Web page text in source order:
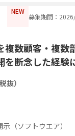
NEW
募集期間：
複数顧客・複数
を断念した経験
抜）
（ソフトウエア）